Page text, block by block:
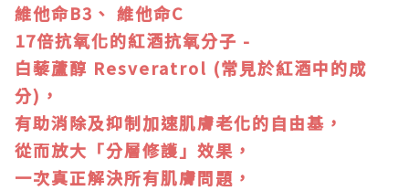
維他命B3 、 維他命C
17倍抗氧化的紅酒抗氧分子 -
白藜蘆醇 Resveratrol (常見於紅酒中的成
分)，
有助消除及抑制加速肌膚老化的自由基，
從而放大「分層修護」效果，
一次真正解決所有肌膚問題，